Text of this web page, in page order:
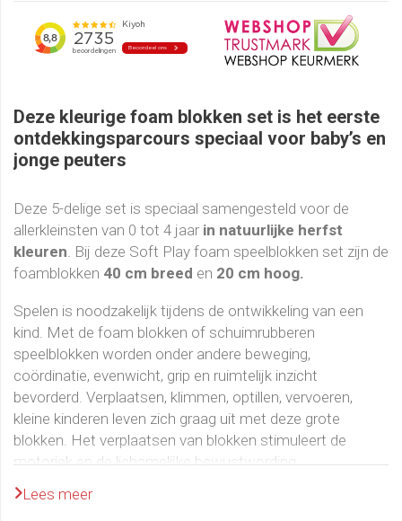
Deze kleurige foam blokken set is het eerste
ontdekkingsparcours speciaal voor baby’s en
jonge peuters
Deze 5-delige set is speciaal samengesteld voor de
allerkleinsten van 0 tot 4 jaar in natuurlijke herfst
kleuren. Bij deze Soft Play foam speelblokken set zijn de
foamblokken 40 cm breed en 20 cm hoog.
Spelen is noodzakelijk tijdens de ontwikkeling van een
kind. Met de foam blokken of schuimrubberen
speelblokken worden onder andere beweging,
coördinatie, evenwicht, grip en ruimtelijk inzicht
bevorderd. Verplaatsen, klimmen, optillen, vervoeren,
kleine kinderen leven zich graag uit met deze grote
blokken. Het verplaatsen van blokken stimuleert de
motoriek en de lichamelijke bewustwording.
Ideaal speelmateriaal voor de kinderopvang, bij
Lees meer